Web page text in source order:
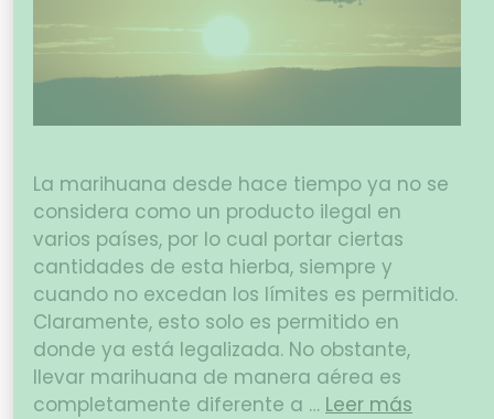
La marihuana desde hace tiempo ya no se
considera como un producto ilegal en
varios países, por lo cual portar ciertas
cantidades de esta hierba, siempre y
cuando no excedan los límites es permitido.
Claramente, esto solo es permitido en
donde ya está legalizada. No obstante,
llevar marihuana de manera aérea es
completamente diferente a … Leer más